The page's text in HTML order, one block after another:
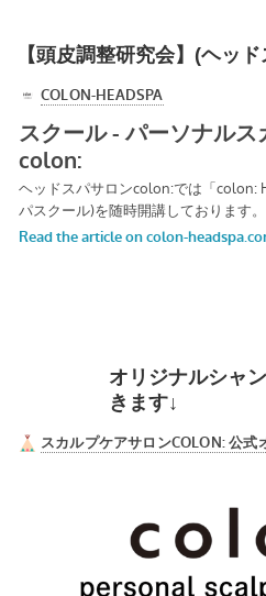
【頭皮調整研究会】(ヘッ
オリジナルシャ
きます↓